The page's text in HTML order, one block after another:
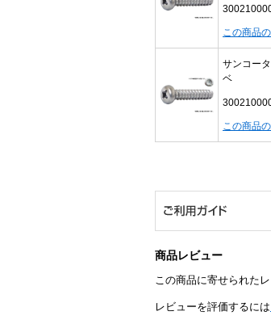
この商品
サンコー
ベ
この商品
商品レビュー
この商品に寄せられた
レビューを評価するには